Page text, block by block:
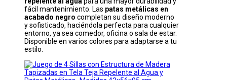
fácil mantenimiento. Las patas metálicas en
acabado negro completan su diseño moderno
y sofisticado, haciéndola perfecta para cualquier
entorno, ya sea comedor, oficina o sala de estar.
Disponible en varios colores para adaptarse a tu
estilo.